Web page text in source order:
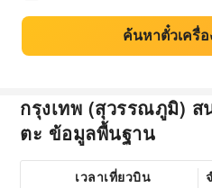
ค้นหาตั๋วเครื่
กรุงเทพ (สุวรรณภูมิ)
ตะ ข้อมูลพื้นฐาน
เวลาเที่ยวบิน